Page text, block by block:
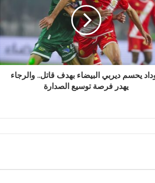
يحسم ديربي البيضاء بهدف قاتل.. والرجاء
يهدر فرصة توسيع الصدارة